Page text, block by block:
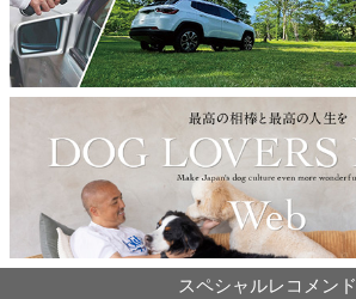
スペシャルレコメンド